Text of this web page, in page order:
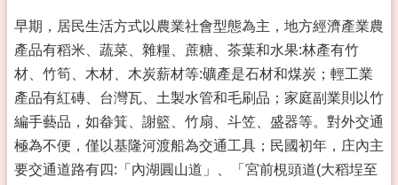
早期，居民生活方式以農業社會型態為主，地方經濟產業農
產品有稻米、蔬菜、雜糧、蔗糖、茶葉和水果:林產有竹
材、竹筍、木材、木炭薪材等:礦產是石材和煤炭；輕工業
產品有紅磚、台灣瓦、土製水管和毛刷品；家庭副業則以竹
編手藝品，如畚箕、謝籃、竹扇、斗笠、盛器等。對外交通
極為不便，僅以基隆河渡船為交通工具；民國初年，庄內主
要交通道路有四:「內湖圓山道」、「宮前梘頭道(大稻埕至